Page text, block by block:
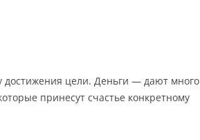
цели. Деньги — дают много
принесут счастье конкретному